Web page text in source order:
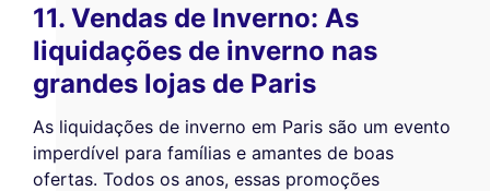
11. Vendas de Inverno: As
liquidações de inverno nas
grandes lojas de Paris
As liquidações de inverno em Paris são um evento
imperdível para famílias e amantes de boas
ofertas. Todos os anos, essas promoções